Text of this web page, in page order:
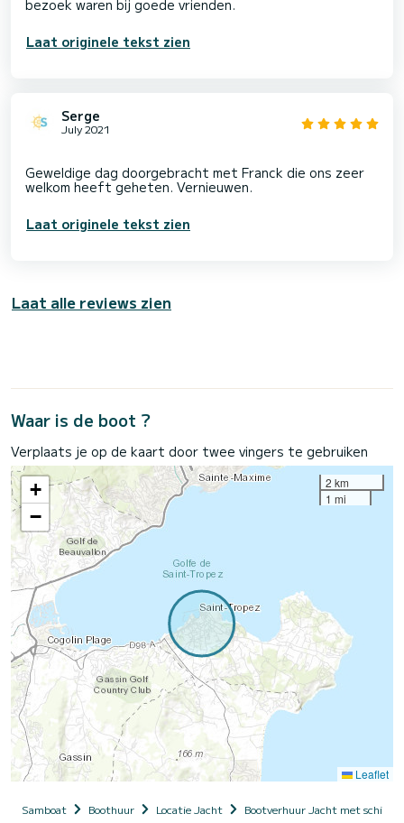
Laat originele tekst zien
Serge
July 2021
Geweldige dag doorgebracht met Franck die ons zeer
Laat originele tekst zien
Laat alle reviews zien
Waar is de boot ?
Verplaats je op de kaart door twee vingers te gebruiken
+
−
2 km
1 mi
Leaflet
Samboat Boothuur Locatie Jacht Bootverhuur Jacht met schipper